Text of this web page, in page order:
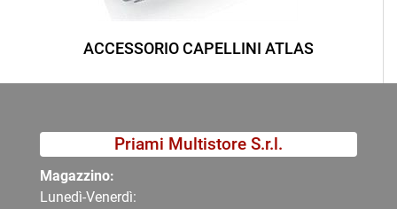
ACCESSORIO CAPELLINI ATLAS
Priami Multistore S.r.l.
Magazzino:
Lunedì-Venerdì: